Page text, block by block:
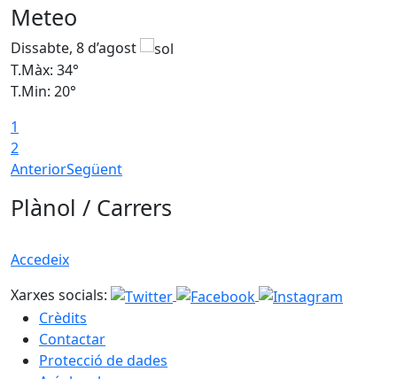
Meteo
Dissabte, 8 d’agost
T.Màx: 34°
T.Min: 20°
1
2
AnteriorSegüent
Plànol / Carrers
Accedeix
Xarxes socials:
Crèdits
Contactar
Protecció de dades